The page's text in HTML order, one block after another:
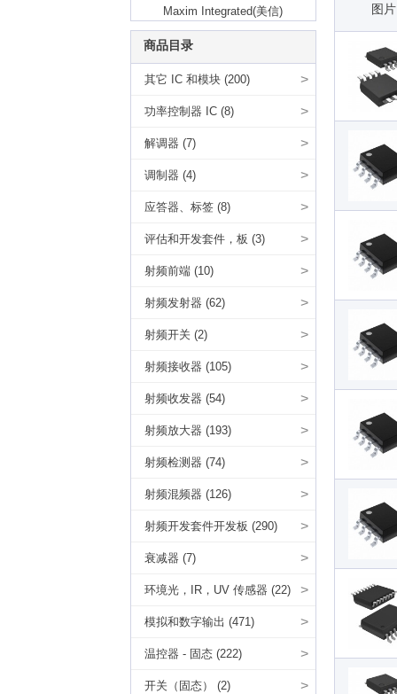
Maxim Integrated(美信)
商品目录
其它 IC 和模块 (200) >
功率控制器 IC (8) >
解调器 (7) >
调制器 (4) >
应答器、标签 (8) >
评估和开发套件，板 (3) >
射频前端 (10) >
射频发射器 (62) >
射频开关 (2) >
射频接收器 (105) >
射频收发器 (54) >
射频放大器 (193) >
射频检测器 (74) >
射频混频器 (126) >
射频开发套件开发板 (290) >
衰减器 (7) >
环境光，IR，UV 传感器 (22) >
模拟和数字输出 (471) >
温控器 - 固态 (222) >
开关（固态） (2) >
图片